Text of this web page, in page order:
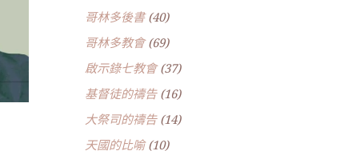
哥林多後書(40)
哥林多教會(69)
啟示錄七教會(37)
基督徒的禱告(16)
大祭司的禱告(14)
天國的比喻(10)